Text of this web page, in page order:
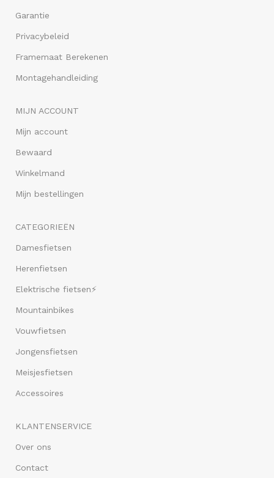
Garantie
Privacybeleid
Framemaat Berekenen
Montagehandleiding
MIJN ACCOUNT
Mijn account
Bewaard
Winkelmand
Mijn bestellingen
CATEGORIEËN
Damesfietsen
Herenfietsen
Elektrische fietsen⚡
Mountainbikes
Vouwfietsen
Jongensfietsen
Meisjesfietsen
Accessoires
KLANTENSERVICE
Over ons
Contact